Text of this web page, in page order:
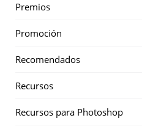
Premios
Promoción
Recomendados
Recursos
Recursos para Photoshop